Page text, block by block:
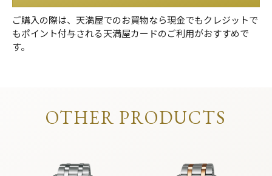
ご購入の際は、天満屋でのお買物なら現金でもクレジットで
もポイント付与される天満屋カードのご利用がおすすめで
す。
OTHER PRODUCTS